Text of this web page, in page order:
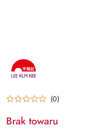
NAZWA
PRODUCENTA:
LEE
KUM
(0)
Brak towaru